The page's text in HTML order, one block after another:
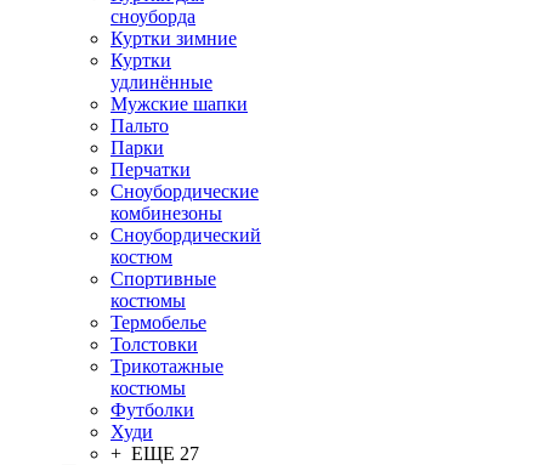
сноуборда
Куртки зимние
Куртки
удлинённые
Мужские шапки
Пальто
Парки
Перчатки
Сноубордические
комбинезоны
Сноубордический
костюм
Спортивные
костюмы
Термобелье
Толстовки
Трикотажные
костюмы
Футболки
Худи
+ ЕЩЕ 27